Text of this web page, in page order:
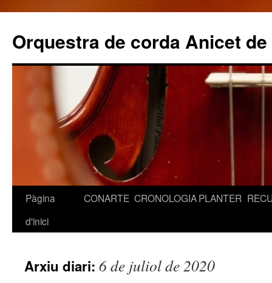
Orquestra de corda Anicet de
Vés
Pàgina
d'inici
CONARTE CRONOLOGIAPLANTER
Arxiu diari: 6 de juliol de 2020